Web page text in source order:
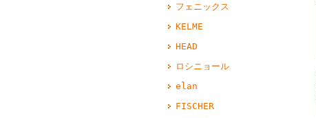
フェニックス
KELME
HEAD
ロシニョール
elan
FISCHER